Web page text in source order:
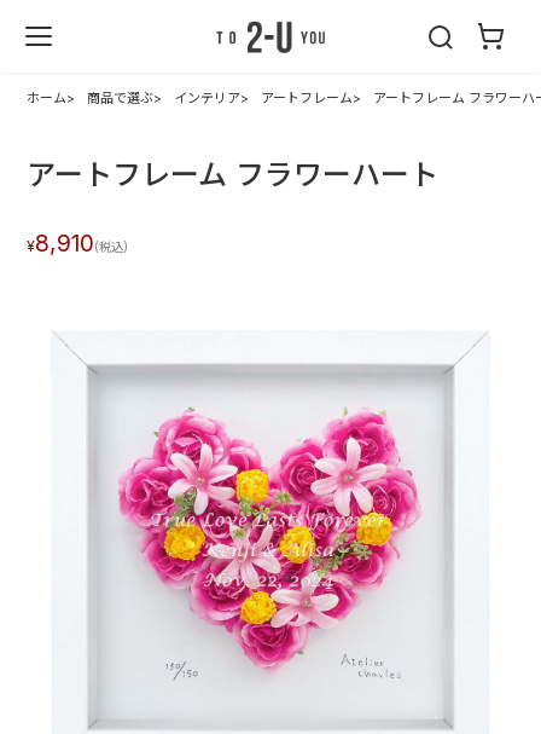
ホーム 商品で選ぶ インテリア アートフレーム アートフレーム フラワーハ
アートフレーム フラワーハート
8,910